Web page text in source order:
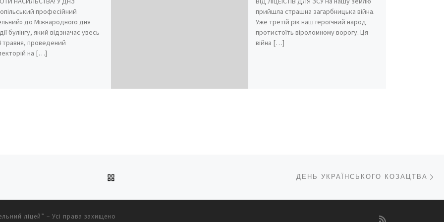
професійний
до Міжнародного дня
булінгу, який відзначає увесь
травня, проведений
на […]
прийшла страшна загарбницька війна.
Уже третій рік наш героїчний народ
протистоїть віроломному ворогу. Ця
війна […]
ДЕНЬ УКРАЇНСЬКОГО КОЗАЦТВА
ліцей” – Усі права захищено